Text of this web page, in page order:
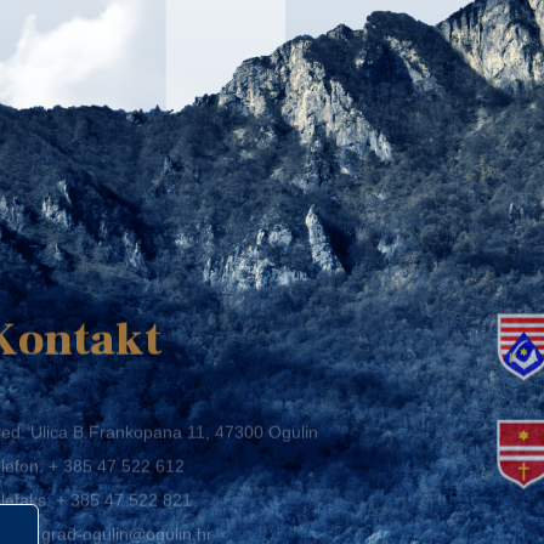
Ulica B.Frankopana 11, 47300 Ogulin
+ 385 47 522 612
+ 385 47 522 821
grad-ogulin@ogulin.hr